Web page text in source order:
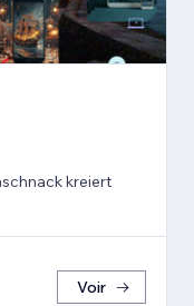
kreiert
Voir